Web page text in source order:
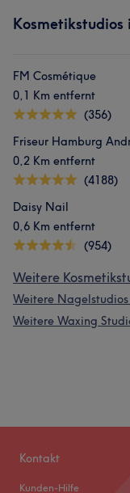
Kosmetikstudios
FM Cosmétique
0,1 Km entfernt
(356)
Friseur Hamburg
0,2 Km entfernt
(4188)
Daisy Nail
0,6 Km entfernt
(954)
Weitere
Weitere
Weitere Waxing
Kontakt
Kunden-Hilfe